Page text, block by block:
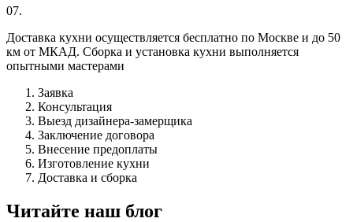
07.
Доставка кухни осуществляется бесплатно по Москве и до 50
км от МКАД. Сборка и установка кухни выполняется
опытными мастерами
Заявка
Консультация
Выезд дизайнера-замерщика
Заключение договора
Внесение предоплаты
Изготовление кухни
Доставка и сборка
Читайте наш блог